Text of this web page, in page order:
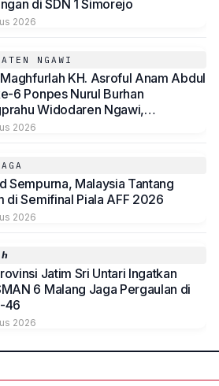
di SDN 1 Simorejo
2026
NGAWI
KH. Asroful Anam Abdul
6 Ponpes Nurul Burhan
Widodaren Ngawi,
Lelang Wakaf Masih Berlanjut
2026
Sempurna, Malaysia Tantang
di Semifinal Piala AFF 2026
2026
Jatim Sri Untari Ingatkan
6 Malang Jaga Pergaulan di
46
2026